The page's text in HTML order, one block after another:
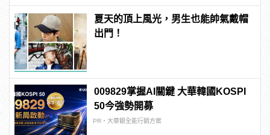
夏天的頂上風光，男生也能帥氣戴帽
出門！
009829掌握AI關鍵 大華韓國KOSPI
50今強勢開募
PR・大華銀全能行銷方案